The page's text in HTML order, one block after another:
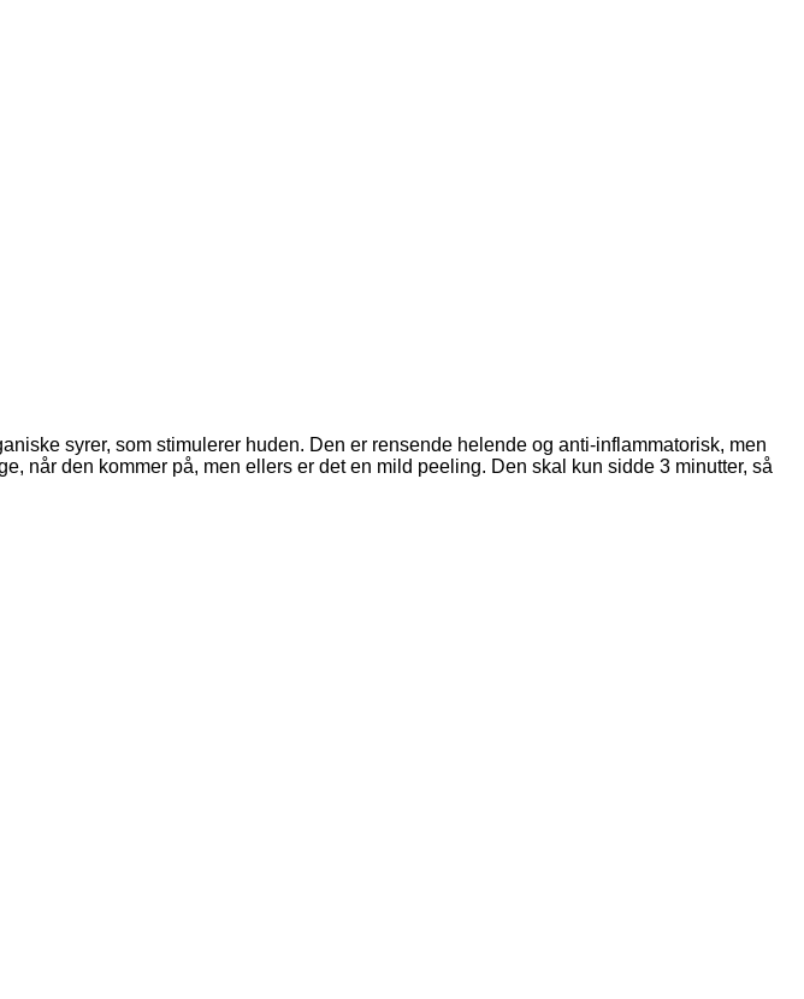
syrer, som stimulerer huden. Den er rensende helende og anti-inflammatorisk, men
når den kommer på, men ellers er det en mild peeling. Den skal kun sidde 3 minutter, så